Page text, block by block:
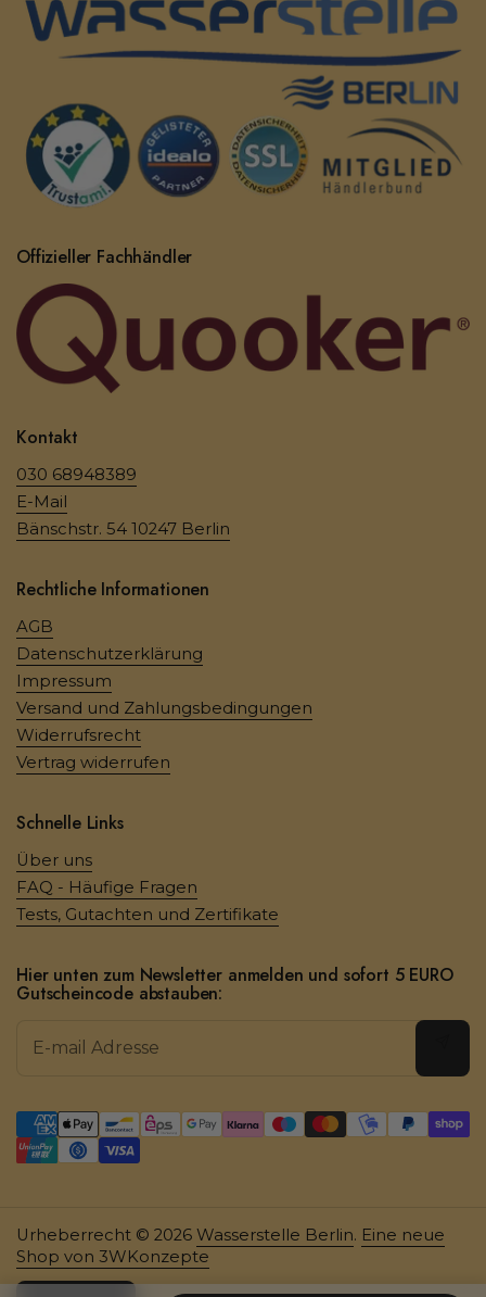
Offizieller Fachhändler
Kontakt
030 68948389
E-Mail
Bänschstr. 54 10247 Berlin
Rechtliche Informationen
AGB
Datenschutzerklärung
Impressum
Versand und Zahlungsbedingungen
Widerrufsrecht
Vertrag widerrufen
Schnelle Links
Über uns
FAQ - Häufige Fragen
Tests, Gutachten und Zertifikate
Hier unten zum Newsletter anmelden und sofort 5 EURO
Gutscheincode abstauben:
Urheberrecht © 2026 Wasserstelle Berlin. Eine neue
Shop von 3WKonzepte